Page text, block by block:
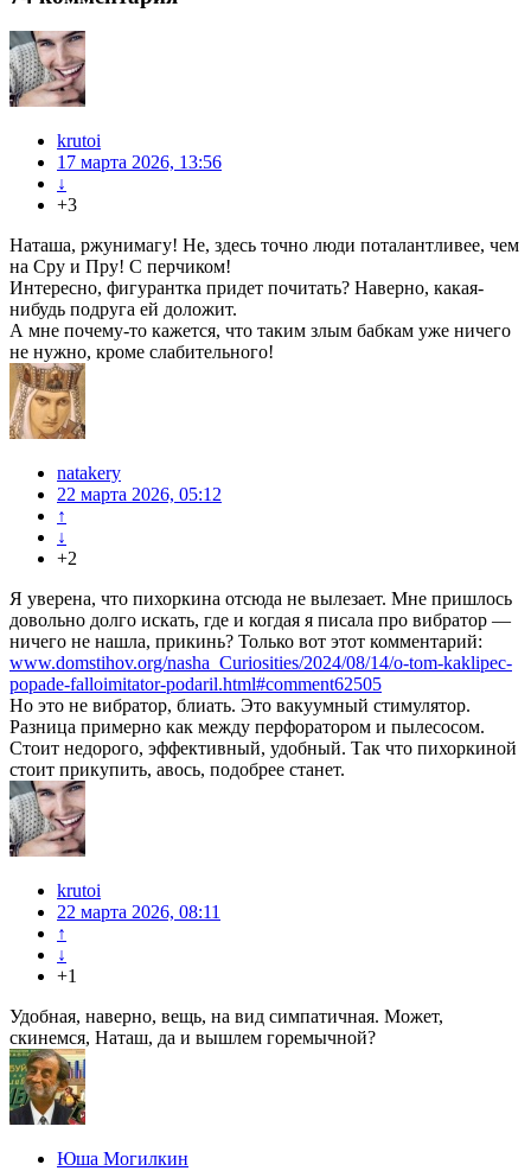
krutoi
17 марта 2026, 13:56
↓
+3
Наташа, ржунимагу! Не, здесь точно люди поталантливее, чем
на Сру и Пру! С перчиком!
Интересно, фигурантка придет почитать? Наверно, какая-
нибудь подруга ей доложит.
А мне почему-то кажется, что таким злым бабкам уже ничего
не нужно, кроме слабительного!
natakery
22 марта 2026, 05:12
↑
↓
+2
Я уверена, что пихоркина отсюда не вылезает. Мне пришлось
довольно долго искать, где и когдая я писала про вибратор —
ничего не нашла, прикинь? Только вот этот комментарий:
www.domstihov.org/nasha_Curiosities/2024/08/14/o-tom-kaklipec-
popade-falloimitator-podaril.html#comment62505
Но это не вибратор, блиать. Это вакуумный стимулятор.
Разница примерно как между перфоратором и пылесосом.
Стоит недорого, эффективный, удобный. Так что пихоркиной
стоит прикупить, авось, подобрее станет.
krutoi
22 марта 2026, 08:11
↑
↓
+1
Удобная, наверно, вещь, на вид симпатичная. Может,
скинемся, Наташ, да и вышлем горемычной?
Юша Могилкин